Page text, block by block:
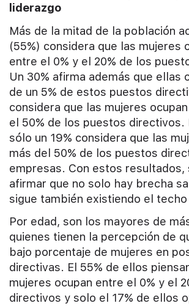
liderazgo
Más de la mitad de la población
(55%) considera que las mujeres
entre el 0% y el 20% de los
Un 30% afirma además que ellas
de un 5% de estos puestos
considera que las mujeres
el 50% de los puestos directivos.
sólo un 19% considera que las
más del 50% de los puestos
empresas. Con estos resultados,
afirmar que no solo hay brecha
sigue también existiendo el
Por edad, son los mayores de
quienes tienen la percepción de
bajo porcentaje de mujeres en
directivas. El 55% de ellos
mujeres ocupan entre el 0% y el
directivos y solo el 17% de ellos